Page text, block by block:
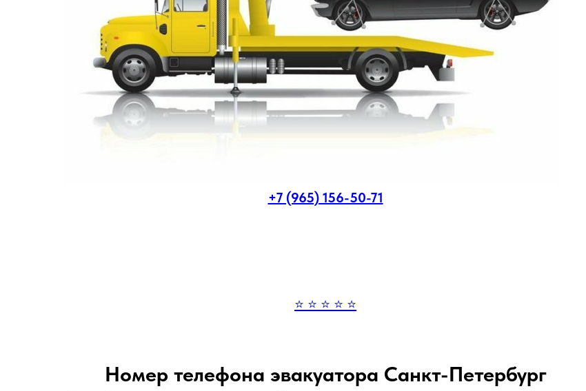
+7 (965) 156-50-71
⭐ ⭐ ⭐ ⭐ ⭐
Номер телефона эвакуатора Санкт-Петербург